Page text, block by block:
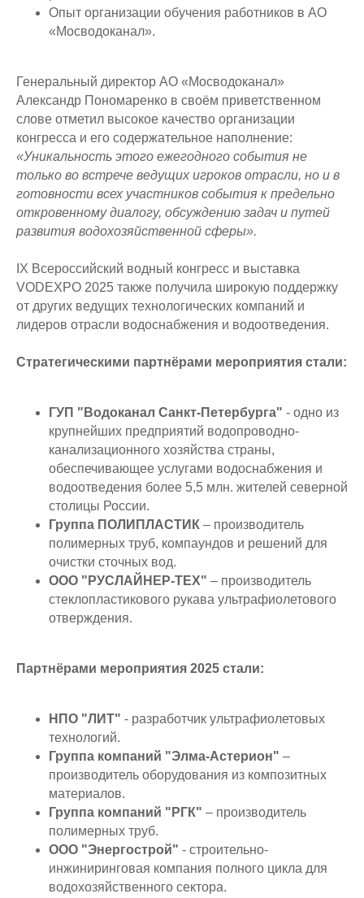
Опыт организации обучения работников в АО
«Мосводоканал».
Генеральный директор АО «Мосводоканал»
Александр Пономаренко в своём приветственном
слове отметил высокое качество организации
конгресса и его содержательное наполнение:
«Уникальность этого ежегодного события не
только во встрече ведущих игроков отрасли, но и в
готовности всех участников события к предельно
откровенному диалогу, обсуждению задач и путей
развития водохозяйственной сферы».
IX Всероссийский водный конгресс и выставка
VODEXPO 2025 также получила широкую поддержку
от других ведущих технологических компаний и
лидеров отрасли водоснабжения и водоотведения.
Стратегическими партнёрами мероприятия стали:
ГУП "Водоканал Санкт-Петербурга" - одно из
крупнейших предприятий водопроводно-
канализационного хозяйства страны,
обеспечивающее услугами водоснабжения и
водоотведения более 5,5 млн. жителей северной
столицы России.
Группа ПОЛИПЛАСТИК – производитель
полимерных труб, компаундов и решений для
очистки сточных вод.
ООО "РУСЛАЙНЕР-ТЕХ" – производитель
стеклопластикового рукава ультрафиолетового
отверждения.
Партнёрами мероприятия 2025 стали:
НПО "ЛИТ" - разработчик ультрафиолетовых
технологий.
Группа компаний "Элма-Астерион" –
производитель оборудования из композитных
материалов.
Группа компаний "РГК" – производитель
полимерных труб.
ООО "Энергострой" - строительно-
инжиниринговая компания полного цикла для
водохозяйственного сектора.